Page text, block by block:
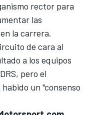
rector para
las
la carrera.
de cara al
a los equipos
pero el
un "consenso